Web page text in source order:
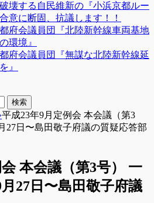
壊する自民維新の『小浜京都ルー
意に断固、抗議します！！
府会議員団『北陸新幹線車両基地
環境』
府会議員団『無謀な北陸新幹線延
』
平成23年9月定例会 本会議（第3
27日〜島田敬子府議の質疑応答部
本会議（第3号） 一
27日〜島田敬子府議